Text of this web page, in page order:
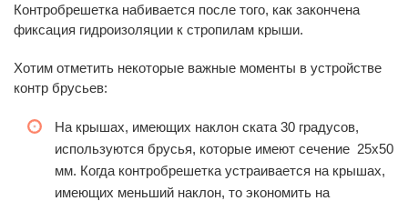
Контробрешетка набивается после того, как закончена
фиксация гидроизоляции к стропилам крыши.
Хотим отметить некоторые важные моменты в устройстве
контр брусьев:
На крышах, имеющих наклон ската 30 градусов,
используются брусья, которые имеют сечение 25х50
мм. Когда контробрешетка устраивается на крышах,
имеющих меньший наклон, то экономить на